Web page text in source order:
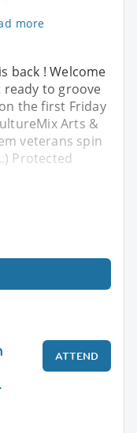
more
back ! Welcome
ready to groove
the first Friday
Arts &
veterans spin
Protected
ATTEND